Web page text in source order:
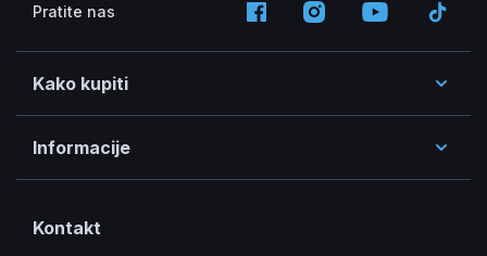
Pratite nas
Kako kupiti
Informacije
Kontakt